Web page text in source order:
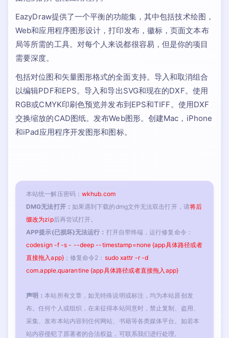
EazyDraw提供了一个平衡的功能集，其中包括技术绘图，
Web和应用程序图形设计，打印发布，徽标，页面文本布
局等所需的工具。对每个人来说都很容易，但是你的项目
需要深度。
包括对位图和矢量图形格式的全面支持。导入和取消组合
以编辑PDF和EPS。导入和导出SVG和现在的DXF。使用
RGB或CMYK印刷色预览并发布到EPS和TIFF。使用DXF
交换缩放的CAD图纸。发布Web图形。创建Mac，iPhone
和iPad应用程序开发图形和图标。
本站统一解压密码： wkhub.com
DMG无法打开： 如果遇到下载的dmg文件无法双击打开，请将后
缀改为zip后再尝试打开。
APP提示(已损坏)无法运行： 打开自带终端，运行修复命令：
codesign -f -s - --deep --timestamp=none {app具体路径或者
直接拖入app}；修复命令2： sudo xattr -r -d
com.apple.quarantine {app具体路径或者直接拖入app}
声明：本站所有文章，如无特殊说明或标注，均为本站原创发
布。任何个人或组织，在未征得本站同意时，禁止复制、盗用、
采集、发布本站内容到任何网站、书籍等各类媒体平台。如若本
站内容侵犯了原著者的合法权益，可联系我们进行处理。